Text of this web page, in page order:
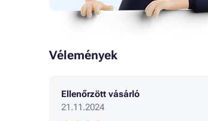
Vélemények
Ellenőrzött vásárló
21.11.2024